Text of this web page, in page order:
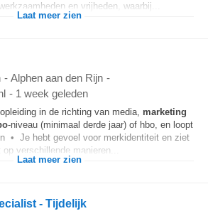
en vrijheden, waarbij...
Laat meer zien
- Alphen aan den Rijn -
- 1 week geleden
in de richting van media, marketing
-niveau (minimaal derde jaar) of hbo, en loopt
• Je hebt gevoel voor merkidentiteit en ziet
verschillende manieren...
Laat meer zien
- Tijdelijk